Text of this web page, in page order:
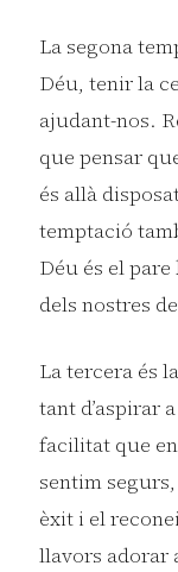
La segona
Déu, tenir la
ajudant-nos.
que pensar
és allà
temptació
Déu és el
dels nostres
La tercera és
tant d’aspirar
facilitat que
sentim
èxit i el
llavors adorar